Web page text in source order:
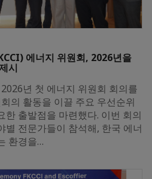
에너지 위원회, 2026년을
시
년 첫 에너지 위원회 회의를
의 활동을 이끌 주요 우선순위
한 출발점을 마련했다. 이번 회의
별 전문가들이 참석해, 한국 에너
환경을…